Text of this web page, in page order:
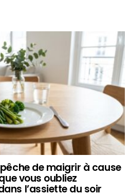
de maigrir à cause
vous oubliez
l’assiette du soir